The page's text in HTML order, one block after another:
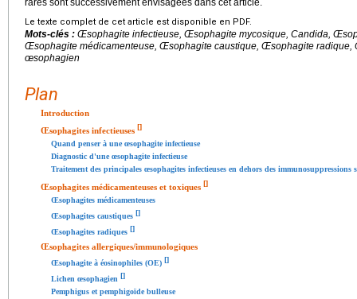
Le texte complet de cet article est disponible en PDF.
Mots-clés : Œsophagite infectieuse, Œsophagite mycosique, Candida,
Œsophagite médicamenteuse, Œsophagite caustique, Œsophagite radique,
œsophagien
Plan
Introduction
Œsophagites infectieuses []
Quand penser à une œsophagite infectieuse
Diagnostic d'une œsophagite infectieuse
Traitement des principales œsophagites infectieuses en dehors des immunosuppressions
Œsophagites médicamenteuses et toxiques []
Œsophagites médicamenteuses
Œsophagites caustiques []
Œsophagites radiques []
Œsophagites allergiques/immunologiques
Œsophagite à éosinophiles (OE) []
Lichen œsophagien []
Pemphigus et pemphigoïde bulleuse